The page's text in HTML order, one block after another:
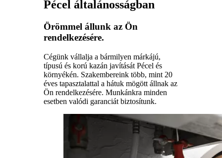
Pécel általánosságban
Örömmel állunk az Ön
rendelkezésére.
Cégünk vállalja a bármilyen márkájú,
típusú és korú kazán javítását Pécel és
környékén. Szakembereink több, mint 20
éves tapasztalattal a hátuk mögött állnak az
Ön rendelkezésére. Munkánkra minden
esetben valódi garanciát biztosítunk.